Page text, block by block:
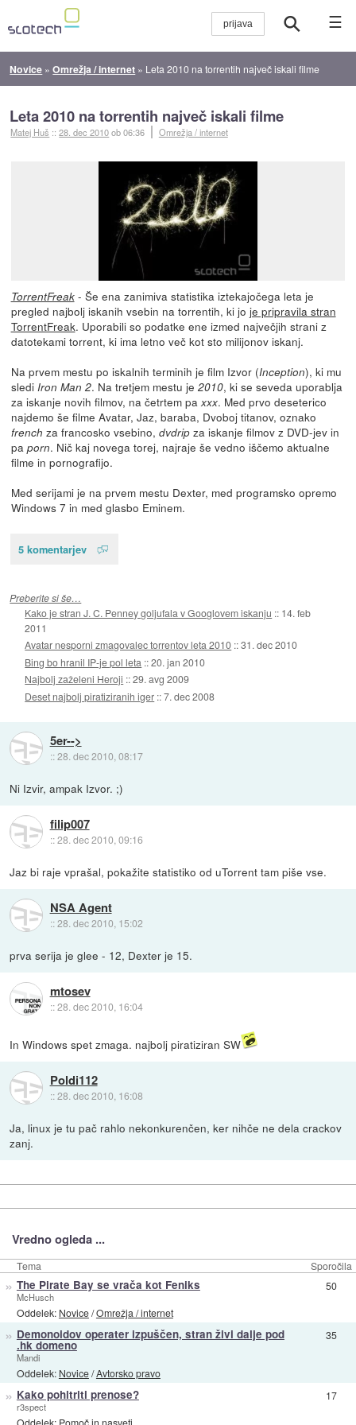
☰
Novice »Omrežja / internet » Leta 2010 na torrentih največ iskali filme
Leta 2010 na torrentih največ iskali filme
Matej Huš ::28. dec 2010ob 06:36 Omrežja / internet
TorrentFreak- Še ena zanimiva statistika iztekajočega leta je
pregled najbolj iskanih vsebin na torrentih, ki jo je pripravila stran
TorrentFreak. Uporabili so podatke ene izmed največjih strani z
datotekami torrent, ki ima letno več kot sto milijonov iskanj.
Na prvem mestu po iskalnih terminih je film Izvor (Inception), ki mu
sledi Iron Man 2. Na tretjem mestu je 2010, ki se seveda uporablja
za iskanje novih filmov, na četrtem pa xxx. Med prvo deseterico
najdemo še filme Avatar, Jaz, baraba, Dvoboj titanov, oznako
french za francosko vsebino, dvdripza iskanje filmov z DVD-jev in
pa porn. Nič kaj novega torej, najraje še vedno iščemo aktualne
filme in pornografijo.
Med serijami je na prvem mestu Dexter, med programsko opremo
Windows 7 in med glasbo Eminem.
5 komentarjev
Preberite si še…
Kako je stran J. C. Penney goljufala v Googlovem iskanju :: 14. feb
2011
Avatar nesporni zmagovalec torrentov leta 2010 ::31. dec 2010
Bing bo hranil IP-je pol leta ::20. jan 2010
Najbolj zaželeni Heroji ::29. avg 2009
Deset najbolj piratiziranih iger ::7. dec 2008
5er-->
::28. dec 2010, 08:17
Ni Izvir, ampak Izvor. ;)
filip007
::28. dec 2010, 09:16
Jaz bi raje vprašal, pokažite statistiko od uTorrent tam piše vse.
NSA Agent
::28. dec 2010, 15:02
prva serija je glee - 12, Dexter je 15.
mtosev
::28. dec 2010, 16:04
In Windows spet zmaga. najbolj piratiziran SW
Poldi112
::28. dec 2010, 16:08
Ja, linux je tu pač rahlo nekonkurenčen, ker nihče ne dela crackov
zanj.
Vredno ogleda ...
Tema Sporočila
» The Pirate Bay se vrača kot Feniks
McHusch
Oddelek: Novice/Omrežja / internet
50
» Demonoidov operater izpuščen, stran živi dalje pod
.hk domeno
Mandi
Oddelek: Novice/Avtorsko pravo
35
» Kako pohitriti prenose?
r3spect
Oddelek: Pomoč in nasveti
17